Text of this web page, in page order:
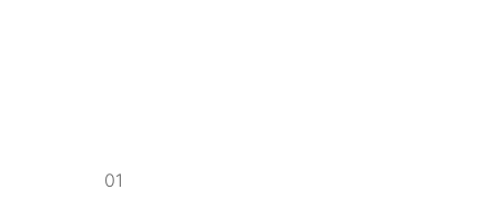
01